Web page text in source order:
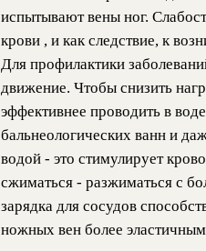
испытывают вены ног.
крови , и как следствие, к
Для профилактики
движение. Чтобы снизить
эффективнее проводить в
бальнеологических ванн и
водой - это стимулирует
сжиматься - разжиматься с
зарядка для сосудов
ножных вен более